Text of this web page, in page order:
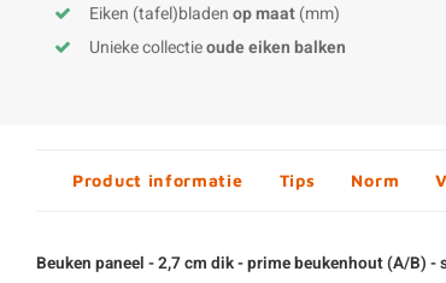
Eiken (tafel)bladenop maat(mm)
Unieke collectieoude eiken balken
Product informatie Tips Norm
Beuken paneel - 2,7 cm dik - prime beukenhout (A/B)